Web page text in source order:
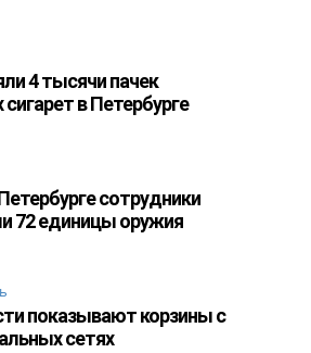
4 тысячи пачек
в Петербурге
сотрудники
72 единицы оружия
показывают корзины с
сетях